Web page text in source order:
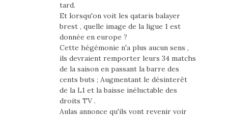
tard.
Et lorsqu'on voit les qataris balayer
brest , quelle image de la ligue 1 est
donnée en europe ?
Cette hégémonie n'a plus aucun sens ,
ils devraient remporter leurs 34 matchs
de la saison en passant la barre des
cents buts ; Augmentant le désinterêt
de la L1 et la baisse inéluctable des
droits TV .
Aulas annonce qu'ils vont revenir voir